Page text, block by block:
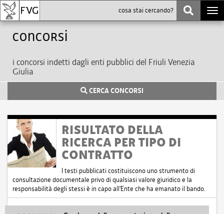
Concorsi
i concorsi indetti dagli enti pubblici del Friuli Venezia
Giulia
CERCA CONCORSI
RISULTATO DELLA
RICERCA PER TIPO DI
CONTRATTO
I testi pubblicati costituiscono uno strumento di
consultazione documentale privo di qualsiasi valore giuridico e la
responsabilità degli stessi è in capo all'Ente che ha emanato il bando.